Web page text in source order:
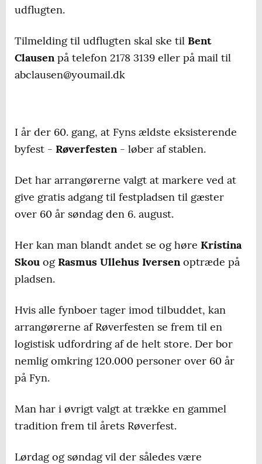
udflugten.
Tilmelding til udflugten skal ske til Bent
Clausenpå telefon 2178 3139 eller på mail til
abclausen@youmail.dk
I år der 60. gang, at Fyns ældste eksisterende
byfest - Røverfesten- løber af stablen.
Det har arrangørerne valgt at markere ved at
give gratis adgang til festpladsen til gæster
over 60 år søndag den 6. august.
Her kan man blandt andet se og høre Kristina
Skou og Rasmus Ullehus Iversenoptræde på
pladsen.
Hvis alle fynboer tager imod tilbuddet, kan
arrangørerne af Røverfesten se frem til en
logistisk udfordring af de helt store. Der bor
nemlig omkring 120.000 personer over 60 år
på Fyn.
Man har i øvrigt valgt at trække en gammel
tradition frem til årets Røverfest.
Lørdag og søndag vil der således være